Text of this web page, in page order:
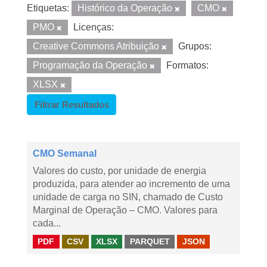
Etiquetas: Histórico da Operação
CMO
PMO
Licenças:
Creative Commons Atribuição
Grupos:
Programação da Operação
Formatos:
XLSX
Filtrar Resultados
CMO Semanal
Valores do custo, por unidade de energia
produzida, para atender ao incremento de uma
unidade de carga no SIN, chamado de Custo
Marginal de Operação – CMO. Valores para
cada...
PDF CSV XLSX PARQUET JSON